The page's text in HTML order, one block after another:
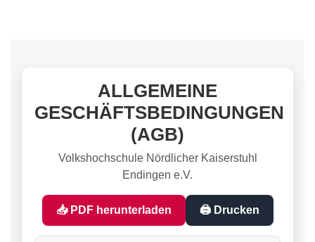
ALLGEMEINE
GESCHÄFTSBEDINGUNGEN
(AGB)
Volkshochschule Nördlicher Kaiserstuhl
Endingen e.V.
📥 PDF herunterladen 🖨️ Drucken